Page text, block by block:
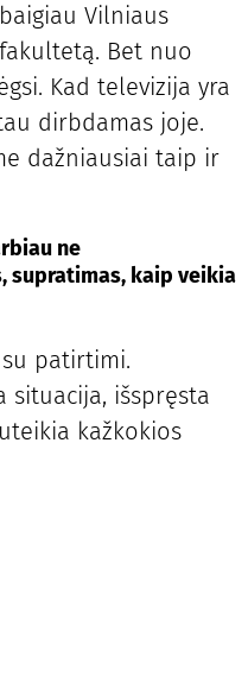
Vilniaus
Bet nuo
Kad televizija yra
dirbdamas joje.
dažniausiai taip ir
ne
supratimas, kaip veikia
patirtimi.
situacija, išspręsta
kažkokios